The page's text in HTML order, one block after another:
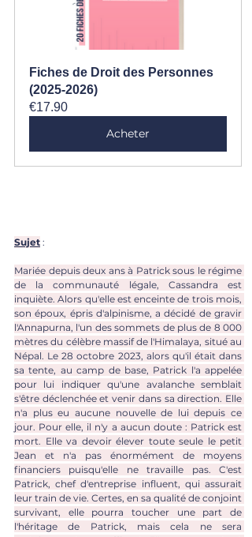
Fiches de Droit des Personnes
(2025-2026)
€17.90
Acheter
Sujet :
Mariée depuis deux ans à Patrick sous le régime
de la communauté légale, Cassandra est
inquiète. Alors qu'elle est enceinte de trois mois,
son époux, épris d'alpinisme, a décidé de gravir
l'Annapurna, l'un des sommets de plus de 8 000
mètres du célèbre massif de l'Himalaya, situé au
Népal. Le 28 octobre 2023, alors qu'il était dans
sa tente, au camp de base, Patrick l'a appelée
pour lui indiquer qu'une avalanche semblait
s'être déclenchée et venir dans sa direction. Elle
n'a plus eu aucune nouvelle de lui depuis ce
jour. Pour elle, il n'y a aucun doute : Patrick est
mort. Elle va devoir élever toute seule le petit
Jean et n'a pas énormément de moyens
financiers puisqu'elle ne travaille pas. C'est
Patrick, chef d'entreprise influent, qui assurait
leur train de vie. Certes, en sa qualité de conjoint
survivant, elle pourra toucher une part de
l'héritage de Patrick, mais cela ne sera